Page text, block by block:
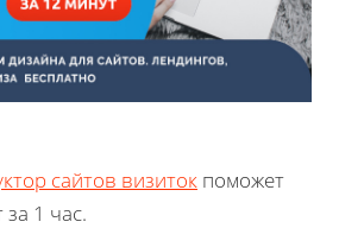
сайтов визиток поможет
за 1 час.